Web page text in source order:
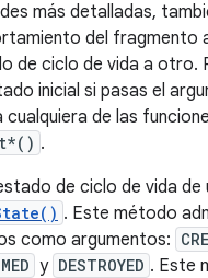
más detalladas,
del fragmento
de ciclo de vida a otro.
inicial si pasas el
cualquiera de las
.
de ciclo de vida
. Este método
como argumentos:
y DESTROYED . Este